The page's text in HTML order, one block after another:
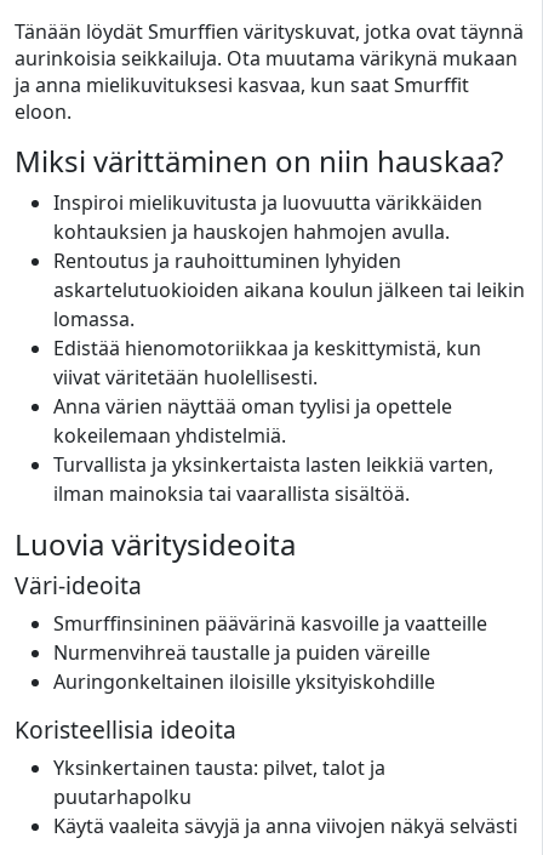
Tänään löydät Smurffien värityskuvat, jotka ovat täynnä
aurinkoisia seikkailuja. Ota muutama värikynä mukaan
ja anna mielikuvituksesi kasvaa, kun saat Smurffit
eloon.
Miksi värittäminen on niin hauskaa?
Inspiroi mielikuvitusta ja luovuutta värikkäiden
kohtauksien ja hauskojen hahmojen avulla.
Rentoutus ja rauhoittuminen lyhyiden
askartelutuokioiden aikana koulun jälkeen tai leikin
lomassa.
Edistää hienomotoriikkaa ja keskittymistä, kun
viivat väritetään huolellisesti.
Anna värien näyttää oman tyylisi ja opettele
kokeilemaan yhdistelmiä.
Turvallista ja yksinkertaista lasten leikkiä varten,
ilman mainoksia tai vaarallista sisältöä.
Luovia väritysideoita
Väri-ideoita
Smurffinsininen päävärinä kasvoille ja vaatteille
Nurmenvihreä taustalle ja puiden väreille
Auringonkeltainen iloisille yksityiskohdille
Koristeellisia ideoita
Yksinkertainen tausta: pilvet, talot ja
puutarhapolku
Käytä vaaleita sävyjä ja anna viivojen näkyä selvästi